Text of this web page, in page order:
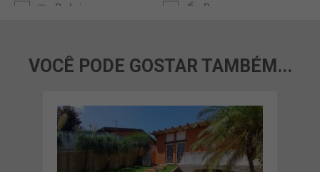
VOCÊ PODE GOSTAR TAMBÉM...